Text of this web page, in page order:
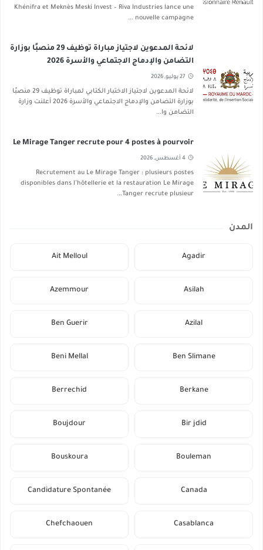
Khénifra et Meknès Meski Invest – Riva Industries lance une
nouvelle campagne ...
لائحة المدعوين لاجتياز مباراة توظيف 29 منصبًا بوزارة
التضامن والإدماج الاجتماعي والأسرة 2026
27 يوليو, 2026
لائحة المدعوين لاجتياز الاختبار الكتابي لمباراة توظيف 29 منصبًا
بوزارة التضامن والإدماج الاجتماعي والأسرة 2026 أعلنت وزارة
التضامن وا...
Le Mirage Tanger recrute pour 4 postes à pourvoir
4 أغسطس, 2026
Recrutement au Le Mirage Tanger : plusieurs postes
disponibles dans l’hôtellerie et la restauration Le Mirage
Tanger recrute plusieur...
المدن
Agadir
Ait Melloul
Asilah
Azemmour
Azilal
Ben Guerir
Ben Slimane
Beni Mellal
Berkane
Berrechid
Bir jdid
Boujdour
Bouleman
Bouskoura
Canada
Candidature Spontanée
Casablanca
Chefchaouen